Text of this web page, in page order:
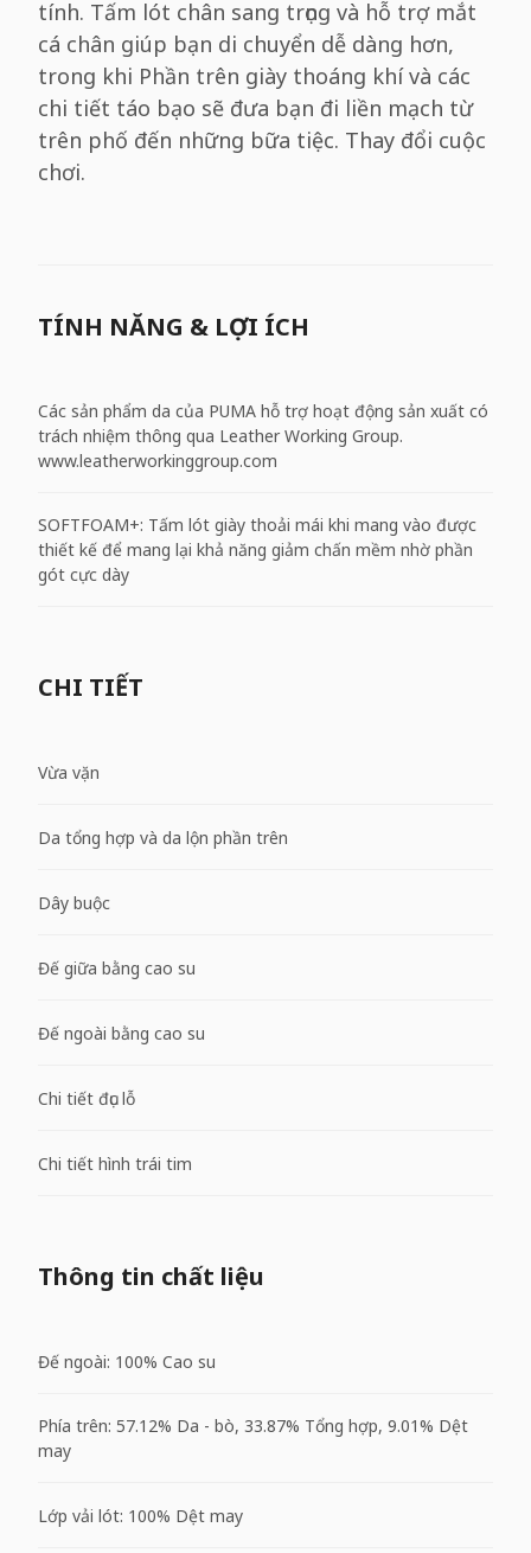
tính. Tấm lót chân sang trọng và hỗ trợ mắt
cá chân giúp bạn di chuyển dễ dàng hơn,
trong khi Phần trên giày thoáng khí và các
chi tiết táo bạo sẽ đưa bạn đi liền mạch từ
trên phố đến những bữa tiệc. Thay đổi cuộc
chơi.
TÍNH NĂNG & LỢI ÍCH
Các sản phẩm da của PUMA hỗ trợ hoạt động sản xuất có
trách nhiệm thông qua Leather Working Group.
www.leatherworkinggroup.com
SOFTFOAM+: Tấm lót giày thoải mái khi mang vào được
thiết kế để mang lại khả năng giảm chấn mềm nhờ phần
gót cực dày
CHI TIẾT
Vừa vặn
Da tổng hợp và da lộn phần trên
Dây buộc
Đế giữa bằng cao su
Đế ngoài bằng cao su
Chi tiết đục lỗ
Chi tiết hình trái tim
Thông tin chất liệu
Đế ngoài: 100% Cao su
Phía trên: 57.12% Da - bò, 33.87% Tổng hợp, 9.01% Dệt
may
Lớp vải lót: 100% Dệt may